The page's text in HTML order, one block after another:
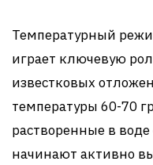
Температурный
играет ключевую
известковых
температуры 60-70
растворенные в
начинают активно